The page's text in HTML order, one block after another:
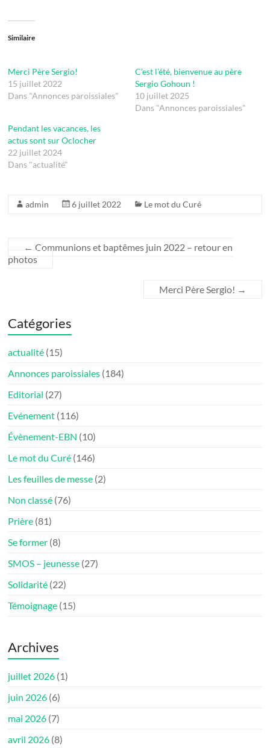
Similaire
Merci Père Sergio!
15 juillet 2022
Dans "Annonces paroissiales"
C’est l’été, bienvenue au père
Sergio Gohoun !
10 juillet 2025
Dans "Annonces paroissiales"
Pendant les vacances, les
actus sont sur Oclocher
22 juillet 2024
Dans "actualité"
admin 6 juillet 2022 Le mot du Curé
← Communions et baptêmes juin 2022 – retour en
photos
Merci Père Sergio! →
Catégories
actualité (15)
Annonces paroissiales (184)
Editorial (27)
Evénement (116)
Évènement-EBN (10)
Le mot du Curé (146)
Les feuilles de messe (2)
Non classé (76)
Prière (81)
Se former (8)
SMOS – jeunesse (27)
Solidarité (22)
Témoignage (15)
Archives
juillet 2026 (1)
juin 2026 (6)
mai 2026 (7)
avril 2026 (8)